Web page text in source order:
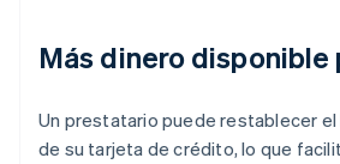
Más dinero disponible
Un prestatario puede restablecer
de su tarjeta de crédito, lo que